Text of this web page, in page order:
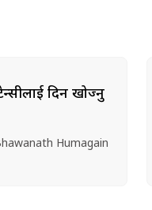
दिन खोज्नु
Humagain